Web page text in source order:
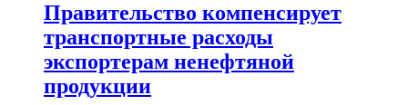
Правительство компенсирует
транспортные расходы
экспортерам ненефтяной
продукции